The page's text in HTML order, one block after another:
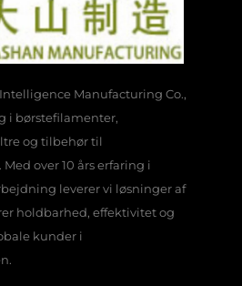
Manufacturing Co.,
i børstefilamenter,
og tilbehør til
over 10 års erfaring i
leverer vi løsninger af
holdbarhed, effektivitet og
kunder i